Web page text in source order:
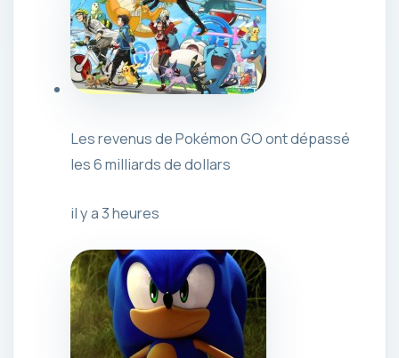
Les revenus de Pokémon GO ont dépassé
les 6 milliards de dollars
il y a 3 heures